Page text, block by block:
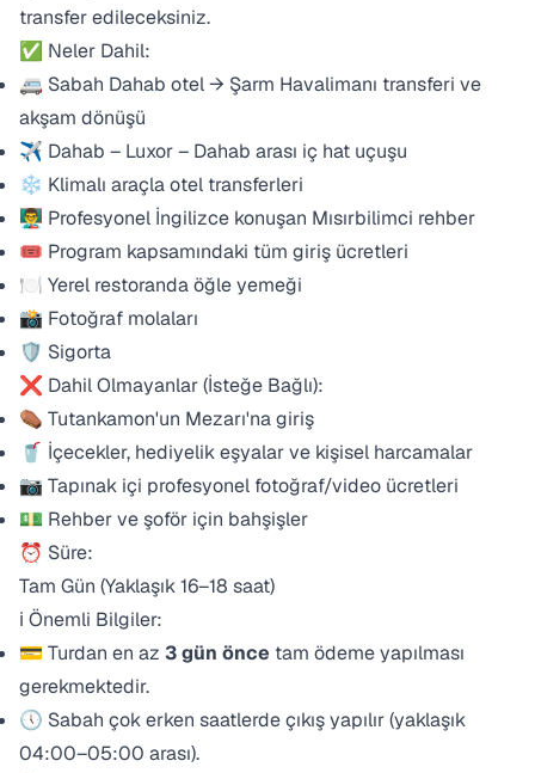
transfer edileceksiniz.
✅ Neler Dahil:
🚐 Sabah Dahab otel → Şarm Havalimanı transferi ve
akşam dönüşü
✈️ Dahab – Luxor – Dahab arası iç hat uçuşu
❄️ Klimalı araçla otel transferleri
👨‍🏫 Profesyonel İngilizce konuşan Mısırbilimci rehber
🎟️ Program kapsamındaki tüm giriş ücretleri
🍽️ Yerel restoranda öğle yemeği
📸 Fotoğraf molaları
🛡️ Sigorta
❌ Dahil Olmayanlar (İsteğe Bağlı):
⚰️ Tutankamon'un Mezarı'na giriş
🥤 İçecekler, hediyelik eşyalar ve kişisel harcamalar
📷 Tapınak içi profesyonel fotoğraf/video ücretleri
💵 Rehber ve şoför için bahşişler
⏰ Süre:
Tam Gün (Yaklaşık 16–18 saat)
ℹ️ Önemli Bilgiler:
💳 Turdan en az 3 gün önce tam ödeme yapılması
gerekmektedir.
🕔 Sabah çok erken saatlerde çıkış yapılır (yaklaşık
04:00–05:00 arası).